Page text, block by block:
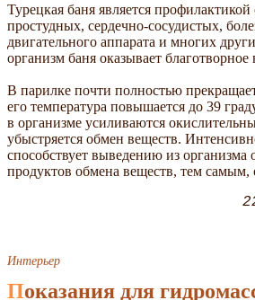
Турецкая баня является
простудных, сердечно-сосудистых,
двигательного аппарата и многих
организм баня оказывает благотворное
В парилке почти полностью
его температура повышается до 39
в организме усиливаются
убыстряется обмен веществ.
способствует выведению из организма
продуктов обмена веществ, тем самым,
Интерьер
Показания для